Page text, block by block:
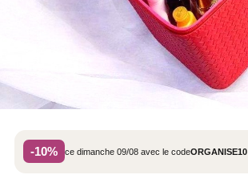
-10% ce dimanche 09/08 avec le codeORGANISE10